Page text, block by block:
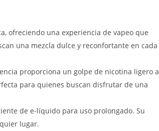
ofreciendo una experiencia de vapeo que
una mezcla dulce y reconfortante en cada
proporciona un golpe de nicotina ligero a
para quienes buscan disfrutar de una
de e-líquido para uso prolongado. Su
lugar.